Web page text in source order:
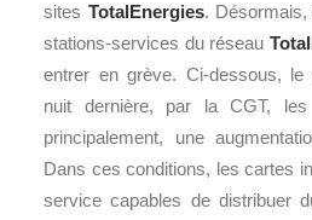
sites TotalEnergies.
stations-services du réseau
entrer en grève. Ci-dessous, le
nuit dernière, par la CGT, les
principalement, une
Dans ces conditions, les cartes
service capables de distribuer